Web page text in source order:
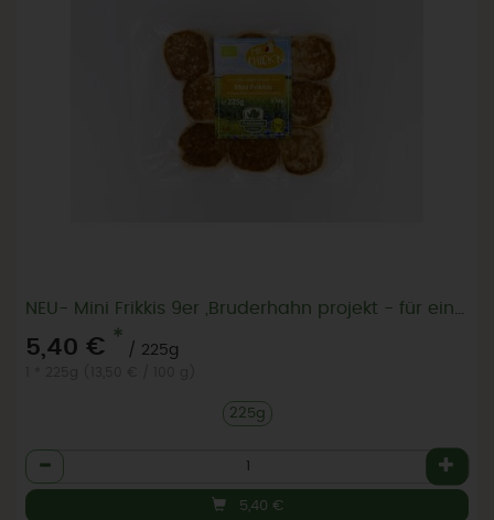
5,40 € *
/ 225g
225g
Anzahl
5,40 €